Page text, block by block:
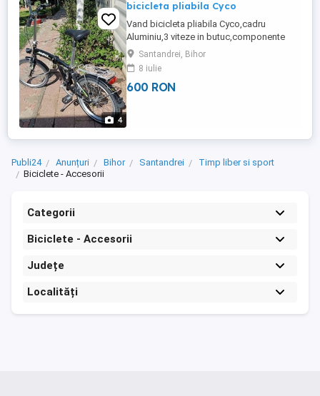
4
bicicleta pliabila Cyco
Vand bicicleta pliabila Cyco,cadru
Aluminiu,3 viteze in butuc,componente
Shimano Deore,roti 20 inch,cauciucuri
aproape noi,complet echipata,stare
perfecta.
Santandrei, Bihor
8 iulie
600 RON
Publi24 Anunțuri Bihor Santandrei
Timp liber si sport
Biciclete - Accesorii
Categorii
Biciclete - Accesorii
Județe
Localități